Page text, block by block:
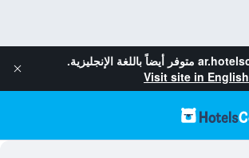
متوفر أيضاً باللغة الإنجليزية.
Visit site in English